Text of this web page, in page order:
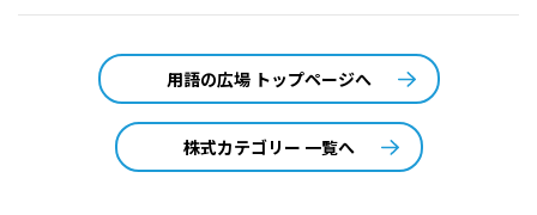
用語の広場 トップページへ
株式カテゴリー 一覧へ